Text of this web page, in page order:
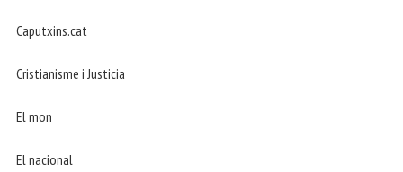
Caputxins.cat
Cristianisme i Justicia
El mon
El nacional